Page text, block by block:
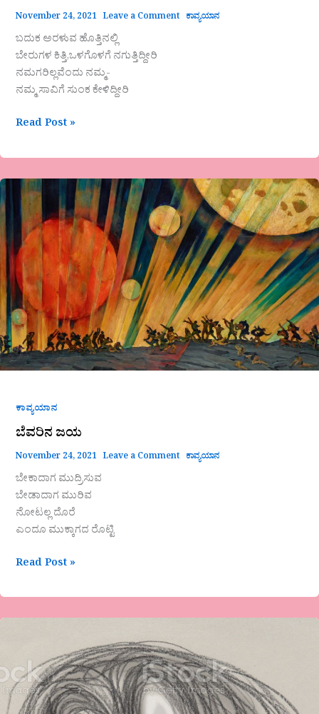
November 24, 2021 Leave a Comment ಕಾವ್ಯಯಾನ
ಬದುಕ ಅರಳುವ ಹೊತ್ತಿನಲ್ಲಿ
ಬೇರುಗಳ ಕಿತ್ತಿ,ಒಳಗೊಳಗೆ ನಗುತ್ತಿದ್ದೀರಿ
ನಮಗರಿಲ್ಲವೆಂದು ನಮ್ಮ-
ನಮ್ಮ ಸಾವಿಗೆ ಸುಂಕ ಕೇಳಿದ್ದೀರಿ
Read Post »
ಕಾವ್ಯಯಾನ
ಬೆವರಿನ ಜಯ
November 24, 2021 Leave a Comment ಕಾವ್ಯಯಾನ
ಬೇಕಾದಾಗ ಮುದ್ರಿಸುವ
ಬೇಡಾದಾಗ ಮುರಿವ
ನೋಟಲ್ಲ ದೊರೆ
ಎಂದೂ ಮುಕ್ಕಾಗದ ರೊಟ್ಟಿ
ಬೆವರಿನ
ಜಯ
Read Post »